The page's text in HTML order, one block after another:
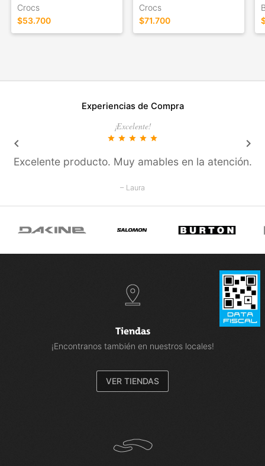
Crocs
$53.700
Crocs
$71.700
Experiencias de Compra
¡Excelente!
star star star star star
Excelente producto. Muy amables en la atención.
– Laura
keyboard_arrow_left keyboard_arrow_right
Tiendas
¡Encontranos también en nuestros locales!
VER TIENDAS